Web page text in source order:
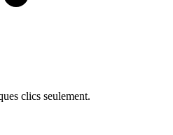
clics seulement.